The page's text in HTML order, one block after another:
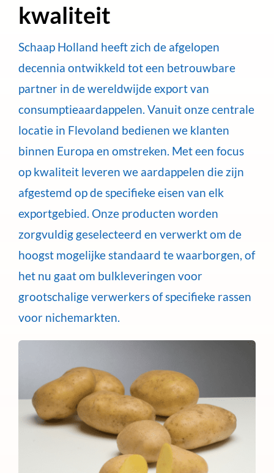
kwaliteit
Schaap Holland heeft zich de afgelopen
decennia ontwikkeld tot een betrouwbare
partner in de wereldwijde export van
consumptieaardappelen. Vanuit onze centrale
locatie in Flevoland bedienen we klanten
binnen Europa en omstreken. Met een focus
op kwaliteit leveren we aardappelen die zijn
afgestemd op de specifieke eisen van elk
exportgebied. Onze producten worden
zorgvuldig geselecteerd en verwerkt om de
hoogst mogelijke standaard te waarborgen, of
het nu gaat om bulkleveringen voor
grootschalige verwerkers of specifieke rassen
voor nichemarkten.